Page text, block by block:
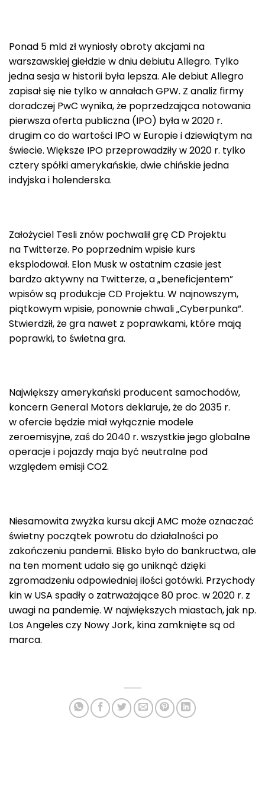
Ponad 5 mld zł wyniosły obroty akcjami na
warszawskiej giełdzie w dniu debiutu Allegro. Tylko
jedna sesja w historii była lepsza. Ale debiut Allegro
zapisał się nie tylko w annałach GPW. Z analiz firmy
doradczej PwC wynika, że poprzedzająca notowania
pierwsza oferta publiczna (IPO) była w 2020 r.
drugim co do wartości IPO w Europie i dziewiątym na
świecie. Większe IPO przeprowadziły w 2020 r. tylko
cztery spółki amerykańskie, dwie chińskie jedna
indyjska i holenderska.
Założyciel Tesli znów pochwalił grę CD Projektu
na Twitterze. Po poprzednim wpisie kurs
eksplodował. Elon Musk w ostatnim czasie jest
bardzo aktywny na Twitterze, a „beneficjentem”
wpisów są produkcje CD Projektu. W najnowszym,
piątkowym wpisie, ponownie chwali „Cyberpunka”.
Stwierdził, że gra nawet z poprawkami, które mają
poprawki, to świetna gra.
Największy amerykański producent samochodów,
koncern General Motors deklaruje, że do 2035 r.
w ofercie będzie miał wyłącznie modele
zeroemisyjne, zaś do 2040 r. wszystkie jego globalne
operacje i pojazdy maja być neutralne pod
względem emisji CO2.
Niesamowita zwyżka kursu akcji AMC może oznaczać
świetny początek powrotu do działalności po
zakończeniu pandemii. Blisko było do bankructwa, ale
na ten moment udało się go uniknąć dzięki
zgromadzeniu odpowiedniej ilości gotówki. Przychody
kin w USA spadły o zatrważające 80 proc. w 2020 r. z
uwagi na pandemię. W największych miastach, jak np.
Los Angeles czy Nowy Jork, kina zamknięte są od
marca.